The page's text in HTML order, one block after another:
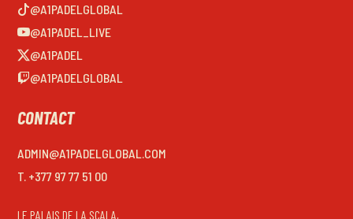
@A1PADELGLOBAL
@A1PADEL_LIVE
@A1PADEL
@A1PADELGLOBAL
CONTACT
ADMIN@A1PADELGLOBAL.COM
T. +377 97 77 51 00
LE PALAIS DE LA SCALA,